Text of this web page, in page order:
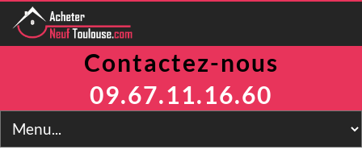
BRS
Contactez-nous
09.67.11.16.60